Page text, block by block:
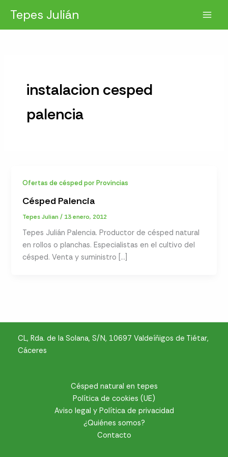
contenido
Tepes Julián
instalacion cesped
palencia
Ofertas de césped por Provincias
Césped Palencia
Tepes Julian/ 13 enero, 2012
Tepes Julián Palencia. Productor de césped natural
en rollos o planchas. Especialistas en el cultivo del
césped. Venta y suministro […]
CL, Rda. de la Solana, S/N, 10697 Valdeíñigos de Tiétar,
Cáceres
Césped natural en tepes
Política de cookies (UE)
Aviso legal y Política de privacidad
¿Quiénes somos?
Contacto